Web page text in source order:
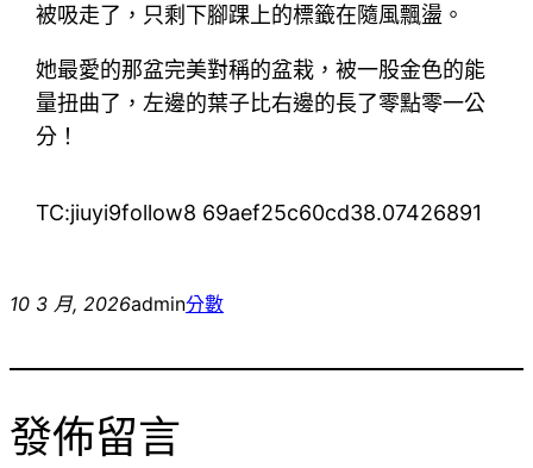
被吸走了，只剩下腳踝上的標籤在隨風飄盪。
她最愛的那盆完美對稱的盆栽，被一股金色的能
量扭曲了，左邊的葉子比右邊的長了零點零一公
分！
TC:jiuyi9follow8 69aef25c60cd38.07426891
10 3 月, 2026admin分數
發佈留言